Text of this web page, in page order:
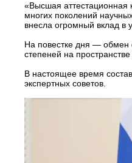
«Высшая аттестационная
многих поколений
внесла огромный вклад в
На повестке дня — обмен
степеней на
В настоящее время
экспертных советов.